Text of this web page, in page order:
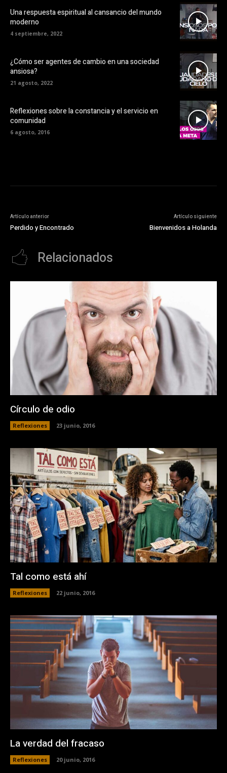
Una respuesta espiritual al cansancio del mundo
moderno
4 septiembre, 2022
¿Cómo ser agentes de cambio en una sociedad
ansiosa?
21 agosto, 2022
Reflexiones sobre la constancia y el servicio en
comunidad
6 agosto, 2016
Artículo anterior
Perdido y Encontrado
Artículo siguiente
Bienvenidos a Holanda
Relacionados
Círculo de odio
Reflexiones 23 junio, 2016
Tal como está ahí
Reflexiones 22 junio, 2016
La verdad del fracaso
Reflexiones 20 junio, 2016